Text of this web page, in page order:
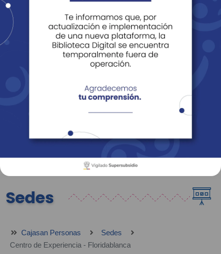
Revista Fácil Vivir
Sedes Directorio Servicios En Línea
Sedes
Cajasan Personas
Sedes
Centro de Experiencia - Floridablanca